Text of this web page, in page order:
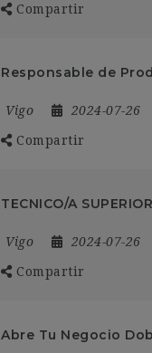
Compartir
Responsable de
Vigo 2024-07-26
Compartir
TECNICO/A
Vigo 2024-07-26
Compartir
Abre Tu Negocio